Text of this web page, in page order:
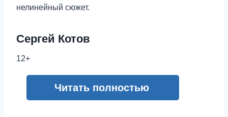
нелинейный сюжет.
Сергей Котов
12+
Читать полностью